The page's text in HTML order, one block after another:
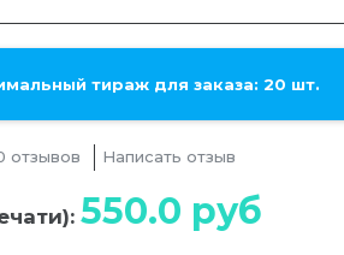
тираж для заказа: 20 шт.
отзывов Написать отзыв
550.0 руб